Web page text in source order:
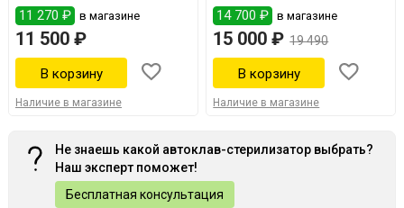
11 270 ₽ в магазине
11 500 ₽
Наличие в магазине
14 700 ₽ в магазине
15 000 ₽ 19 490
Наличие в магазине
Не знаешь какой автоклав-стерилизатор выбрать?
Наш эксперт поможет!
Бесплатная консультация